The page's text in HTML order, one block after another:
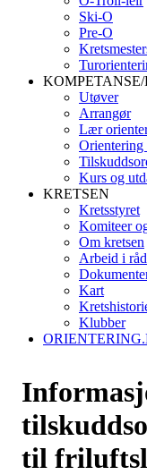
Ski-O
Pre-O
Utøver
Arrangør
Lær
Orientering
Kurs og
KRETSEN
Kretsstyret
Komiteer
Om kretsen
Arbeid i
Kart
Klubber
til